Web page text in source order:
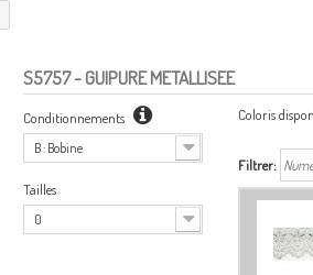
S5757- GUIPURE METALLISEE
Conditionnements
B : Bobine
Tailles
0
Coloris
Filtrer: